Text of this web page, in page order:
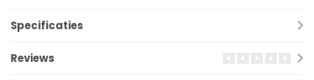
Specificaties
Reviews